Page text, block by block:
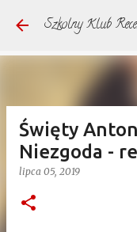
Przejdź
Szkolny Klub
Święty
Niezgoda -
lipca 05, 2019